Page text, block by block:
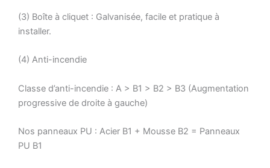
(3) Boîte à cliquet : Galvanisée, facile et pratique à
installer.
(4) Anti-incendie
Classe d’anti-incendie : A > B1 > B2 > B3 (Augmentation
progressive de droite à gauche)
Nos panneaux PU : Acier B1 + Mousse B2 = Panneaux
PU B1